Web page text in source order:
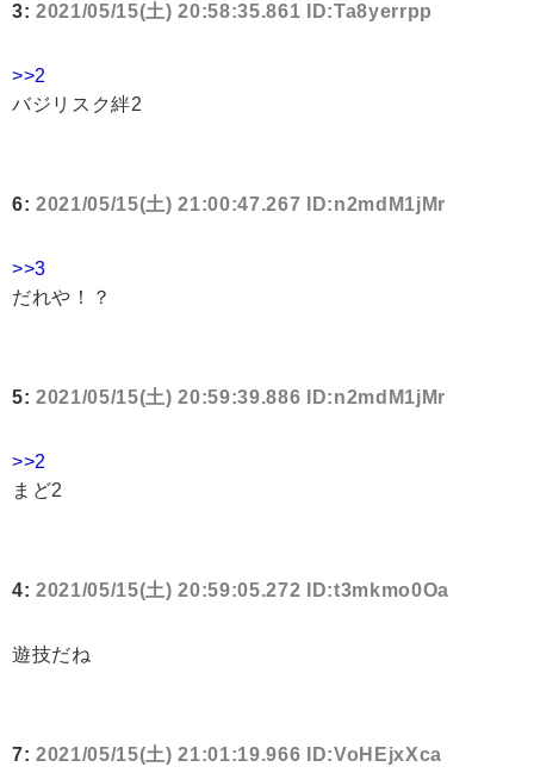
3: 2021/05/15(土) 20:58:35.861 ID:Ta8yerrpp
>>2
バジリスク絆2
6: 2021/05/15(土) 21:00:47.267 ID:n2mdM1jMr
>>3
だれや！？
5: 2021/05/15(土) 20:59:39.886 ID:n2mdM1jMr
>>2
まど2
4: 2021/05/15(土) 20:59:05.272 ID:t3mkmo0Oa
遊技だね
7: 2021/05/15(土) 21:01:19.966 ID:VoHEjxXca